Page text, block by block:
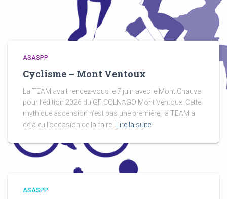
ASASPP
Cyclisme – Mont Ventoux
La TEAM avait rendez-vous le 7 juin avec le Mont Chauve
pour l’édition 2026 du GF COLNAGO Mont Ventoux. Cette
mythique ascension n’est pas une première, la TEAM a
déjà eu l’occasion de la faire.
Lire la suite
ASASPP